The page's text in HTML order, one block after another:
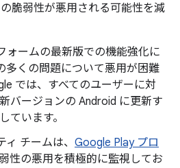
脆弱性が悪用される可能性を減
ォームの最新版での機能強化に
多くの問題について悪用が困難
では、すべてのユーザーに対
バージョンの Android に更新す
ています。
チームは、 Google Play プロ
性の悪用を積極的に監視してお